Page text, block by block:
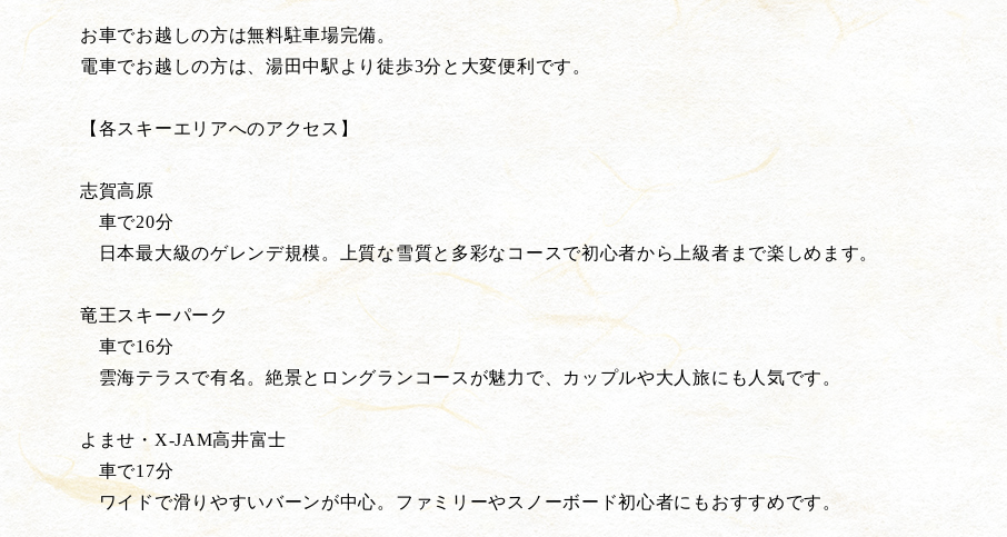
お車でお越しの方は無料駐車場完備。
電車でお越しの方は、湯田中駅より徒歩3分と大変便利です。
【各スキーエリアへのアクセス】
志賀高原
車で20分
日本最大級のゲレンデ規模。上質な雪質と多彩なコースで初心者から上級者まで楽しめます。
竜王スキーパーク
車で16分
雲海テラスで有名。絶景とロングランコースが魅力で、カップルや大人旅にも人気です。
よませ・X-JAM高井富士
車で17分
ワイドで滑りやすいバーンが中心。ファミリーやスノーボード初心者にもおすすめです。